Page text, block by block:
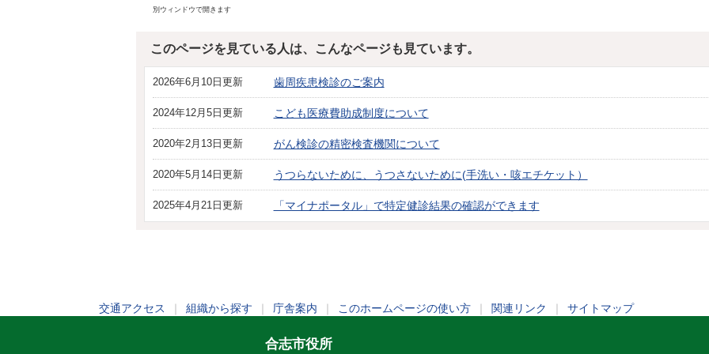
別ウィンドウで開きます
このページを見ている人は、こんなページも見ています。
2026年6月10日更新 歯周疾患検診のご案内
2024年12月5日更新 こども医療費助成制度について
2020年2月13日更新 がん検診の精密検査機関について
2020年5月14日更新 うつらないために、うつさないために(手洗い・咳エチケット）
2025年4月21日更新 「マイナポータル」で特定健診結果の確認ができます
交通アクセス 組織から探す 庁舎案内 このホームページの使い方 関連リンク サイトマップ
合志市役所